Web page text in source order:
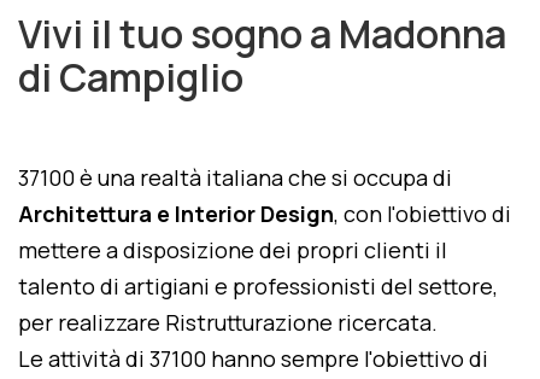
Vivi il tuo sogno a Madonna
di Campiglio
37100 è una realtà italiana che si occupa di
Architettura e Interior Design, con l'obiettivo di
mettere a disposizione dei propri clienti il
talento di artigiani e professionisti del settore,
per realizzare Ristrutturazione ricercata.
Le attività di 37100 hanno sempre l'obiettivo di